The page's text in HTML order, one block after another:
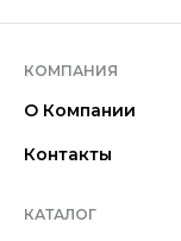
КОМПАНИЯ
О Компании
Контакты
КАТАЛОГ